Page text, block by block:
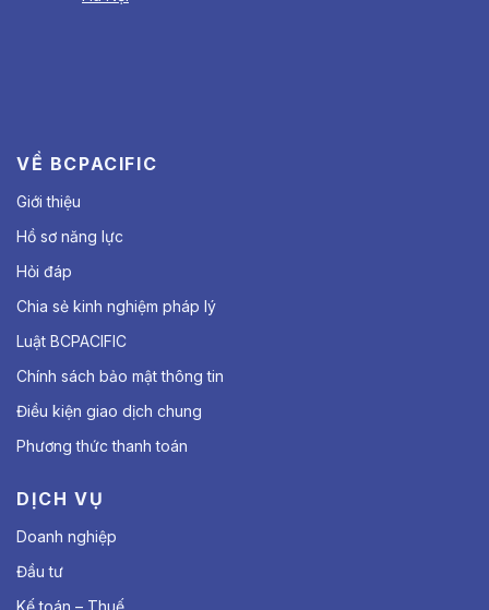
VỀ BCPACIFIC
Giới thiệu
Hồ sơ năng lực
Hỏi đáp
Chia sẻ kinh nghiệm pháp lý
Luật BCPACIFIC
Chính sách bảo mật thông tin
Điều kiện giao dịch chung
Phương thức thanh toán
DỊCH VỤ
Doanh nghiệp
Đầu tư